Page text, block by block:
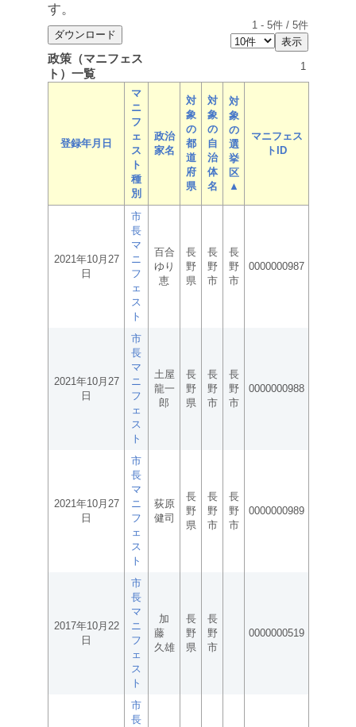
す。
1 - 5件 / 5件
政策（マニフェス
ト）一覧
1
登録年月日
マ
ニ
フ
ェ
ス
ト
種
別
政治
家名
対
象
の
都
道
府
県
対
象
の
自
治
体
名
対
象
の
選
挙
区
▲
マニフェス
トID
2021年10月27
日
市
長
マ
ニ
フ
ェ
ス
ト
百合
ゆり
恵
長
野
県
長
野
市
長
野
市
0000000987
2021年10月27
日
市
長
マ
ニ
フ
ェ
ス
ト
土屋
龍一
郎
長
野
県
長
野
市
長
野
市
0000000988
2021年10月27
日
市
長
マ
ニ
フ
ェ
ス
ト
荻原
健司
長
野
県
長
野
市
長
野
市
0000000989
2017年10月22
日
市
長
マ
ニ
フ
ェ
ス
ト
加
藤
久雄
長
野
県
長
野
市
0000000519
市
長